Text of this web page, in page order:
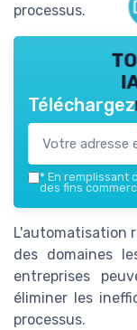
processus.
* En remplissant
des fins
L'automatisation
des domaines
entreprises
éliminer les
processus.